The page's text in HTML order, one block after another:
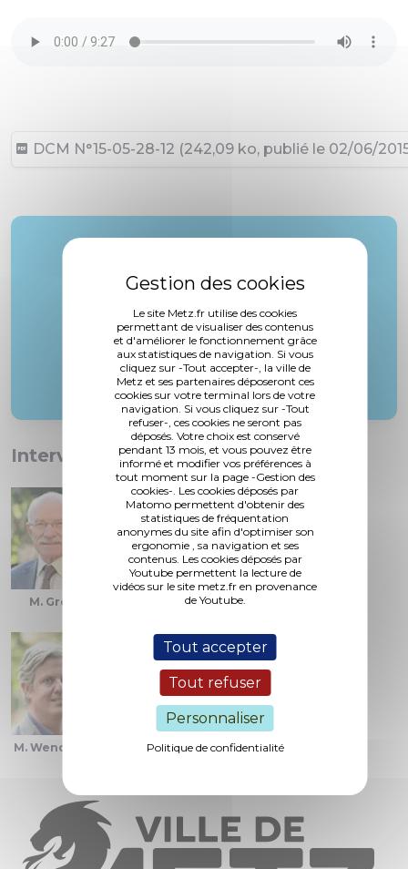
Le site Metz.fr utilise des cookies
permettant de visualiser des contenus
et d'améliorer le fonctionnement grâce
aux statistiques de navigation. Si vous
cliquez sur -Tout accepter-, la ville de
Metz et ses partenaires déposeront ces
cookies sur votre terminal lors de votre
navigation. Si vous cliquez sur -Tout
refuser-, ces cookies ne seront pas
déposés. Votre choix est conservé
pendant 13 mois, et vous pouvez être
informé et modifier vos préférences à
tout moment sur la page -Gestion des
cookies-. Les cookies déposés par
Matomo permettent d'obtenir des
statistiques de fréquentation
anonymes du site afin d'optimiser son
ergonomie , sa navigation et ses
contenus. Les cookies déposés par
Youtube permettent la lecture de
vidéos sur le site metz.fr en provenance
de Youtube.
Tout accepter
Tout refuser
Personnaliser
Politique de confidentialité
DCM N°15-05-28-12 (242,09 ko, publié le 02/06/
Interventions :
M. Gros M. Cambianica Mme. Singer
M. Wendling